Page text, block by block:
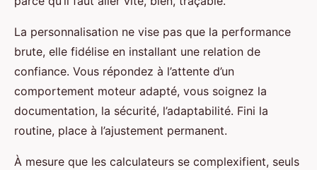
La personnalisation ne vise pas que la performance
brute, elle fidélise en installant une relation de
confiance. Vous répondez à l’attente d’un
comportement moteur adapté, vous soignez la
documentation, la sécurité, l’adaptabilité. Fini la
routine, place à l’ajustement permanent.
À mesure que les calculateurs se complexifient, seuls